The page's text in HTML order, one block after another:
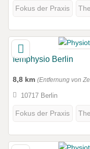
Fokus der Praxis
femphysio Berlin
8,8 km (Entfernung von
10717 Berlin
Fokus der Praxis